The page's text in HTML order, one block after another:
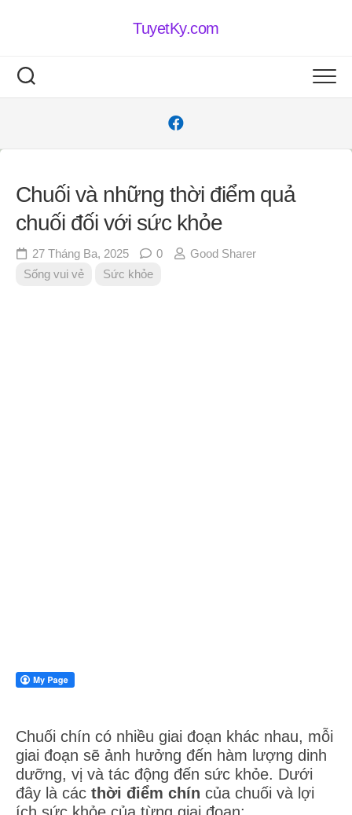
TuyetKy.com
Chuối và những thời điểm quả
chuối đối với sức khỏe
27 Tháng Ba, 2025 0
Good Sharer
Sống vui vẻ
Sức khỏe
Chuối chín có nhiều giai đoạn khác nhau, mỗi
giai đoạn sẽ ảnh hưởng đến hàm lượng dinh
dưỡng, vị và tác động đến sức khỏe. Dưới
đây là các thời điểm chín của chuối và lợi